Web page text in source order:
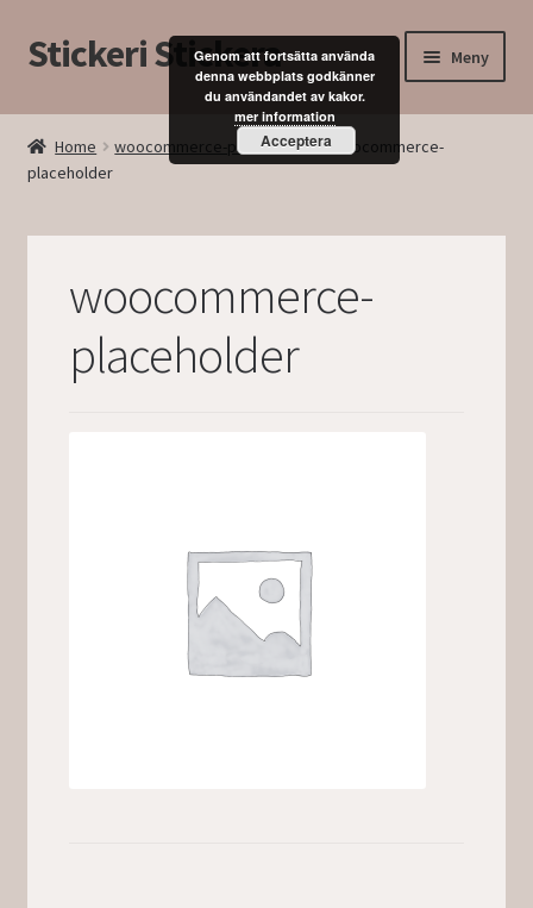
Hoppa
till
Hoppa
till
Stickeri Stickera Meny
Hem
Blogg
Kurser
Mitt konto
Home woocommerce-placeholder
woocommerce-
placeholder
woocommerce-
placeholder
Genom att fortsätta använda
denna webbplats godkänner
du användandet av kakor.
mer information
Acceptera